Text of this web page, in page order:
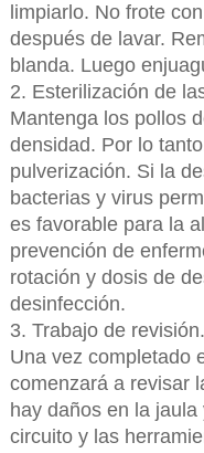
limpiarlo. No frote
después de lavar.
blanda. Luego
2. Esterilización de
Mantenga los pollos
densidad. Por lo
pulverización. Si la
bacterias y virus
es favorable para la
prevención de
rotación y dosis de
desinfección.
3. Trabajo de revisión.
Una vez completado
comenzará a revisar
hay daños en la
circuito y las